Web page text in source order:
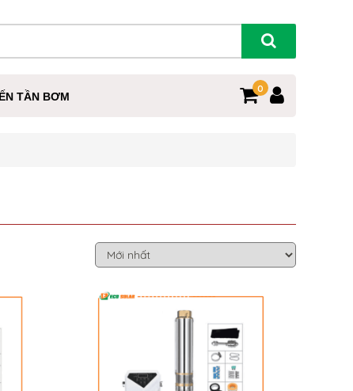
TẦN BƠM
0